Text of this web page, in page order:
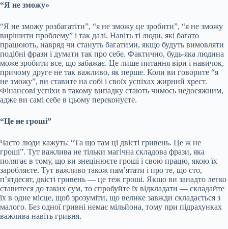
“Я не зможу»
“Я не зможу розбагатіти”, “я не зможу це зробити”, “я не зможу
вирішити проблему” і так далі. Навіть ті люди, які багато
працюють, навряд чи стануть багатими, якщо будуть вимовляти
подібні фрази і думати так про себе. Фактично, будь-яка людина
може зробити все, що забажає. Це лише питання віри і навичок,
причому друге не так важливо, як перше. Коли ви говорите “я
не зможу”, ви ставите на собі і своїх успіхах жирний хрест.
Фінансові успіхи в такому випадку стають чимось недосяжним,
адже ви самі себе в цьому переконуєте.
“Це не гроші”
Часто люди кажуть: “Та що там ці двісті гривень. Це ж не
гроші”. Тут важлива не тільки магічна складова фрази, яка
полягає в тому, що ви знецінюєте гроші і свою працю, якою їх
заробляєте. Тут важливо також пам’ятати і про те, що сто,
п’ятдесят, двісті гривень — це теж гроші. Якщо ви занадто легко
ставитеся до таких сум, то спробуйте їх відкладати — складайте
їх в одне місце, щоб зрозуміти, що велике завжди складається з
малого. Без одної гривні немає мільйона, тому при підрахунках
важлива навіть гривня.